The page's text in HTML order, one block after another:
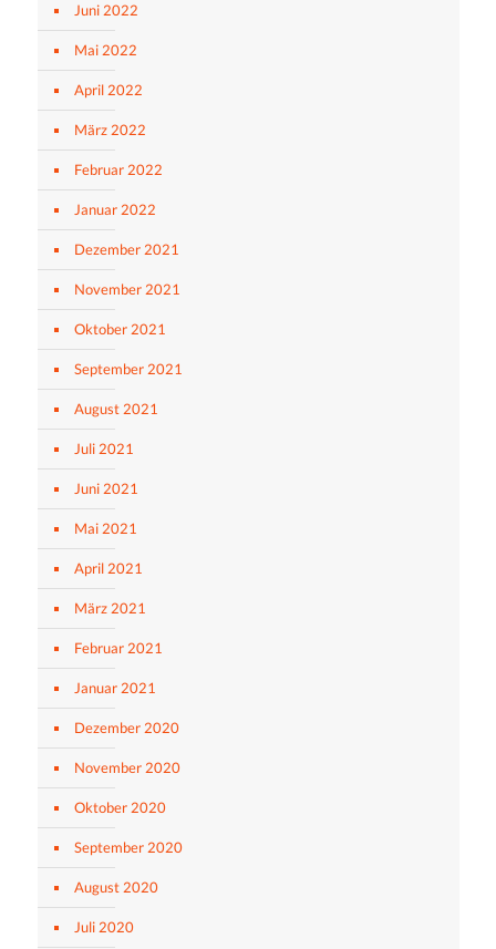
Juni 2022
Mai 2022
April 2022
März 2022
Februar 2022
Januar 2022
Dezember 2021
November 2021
Oktober 2021
September 2021
August 2021
Juli 2021
Juni 2021
Mai 2021
April 2021
März 2021
Februar 2021
Januar 2021
Dezember 2020
November 2020
Oktober 2020
September 2020
August 2020
Juli 2020